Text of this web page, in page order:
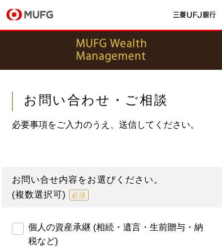
お問い合わせ・ご相談
必要事項をご入力のうえ、送信してください。
お問い合せ内容をお選びください。
(複数選択可)
必須
個人の資産承継 (相続・遺言・生前贈与・納
税など)